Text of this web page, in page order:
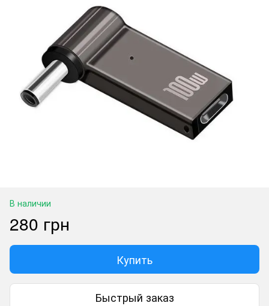
В наличии
280 грн
Купить
Быстрый заказ